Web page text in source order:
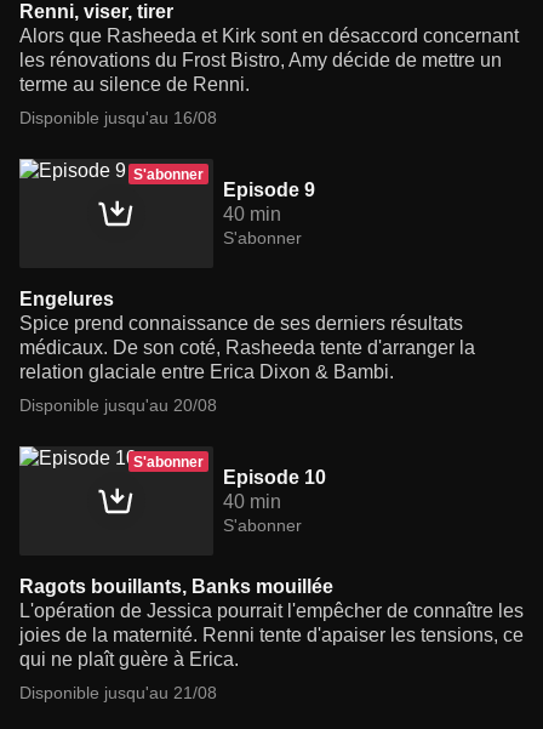
Renni, viser, tirer
Alors que Rasheeda et Kirk sont en désaccord concernant
les rénovations du Frost Bistro, Amy décide de mettre un
terme au silence de Renni.
Disponible jusqu'au 16/08
S'abonner
Episode 9
40 min
S'abonner
Engelures
Spice prend connaissance de ses derniers résultats
médicaux. De son coté, Rasheeda tente d'arranger la
relation glaciale entre Erica Dixon & Bambi.
Disponible jusqu'au 20/08
S'abonner
Episode 10
40 min
S'abonner
Ragots bouillants, Banks mouillée
L'opération de Jessica pourrait l'empêcher de connaître les
joies de la maternité. Renni tente d'apaiser les tensions, ce
qui ne plaît guère à Erica.
Disponible jusqu'au 21/08